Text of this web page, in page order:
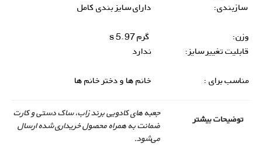
سازبندی:
دارای سایز بندی کامل
وزن:
گرم s 5.97
قابلیت تغییر سایز:
ندارد
مناسب برای : خانم ها و دختر خانم ها
توضیحات بیشتر
جعبه های کادویی برند زاب، ساک دستی و کارت
ضمانت به همراه محصول خریداری شده ارسال
می‌شود.